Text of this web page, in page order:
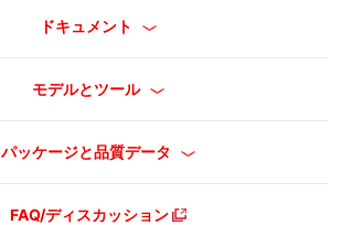
ドキュメント
モデルとツール
パッケージと品質データ
FAQ/ディスカッション